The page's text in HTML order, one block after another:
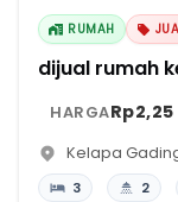
RUMAH
dijual rumah
HARGA
Kelapa
3 2